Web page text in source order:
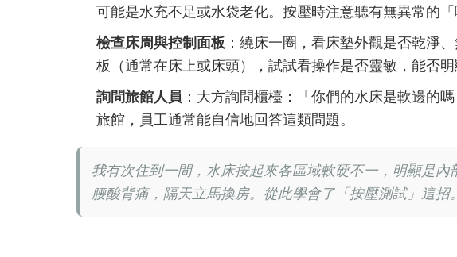
可能是水充不足或水袋老化。按壓時注意聽有無異常的「
檢查床周與控制面板 ：繞床一圈，看床墊外觀是否乾淨
板（通常在床上或床頭），試試看操作是否靈敏，能否明
詢問旅館人員 ：大方詢問櫃檯：「你們的水床是軟邊的
旅館，員工通常能自信地回答這類問題。
我有次住到一間，水床按起來各區域軟硬不一，明顯是
腰酸背痛，隔天立馬換房。從此學會了「按壓測試」這招。